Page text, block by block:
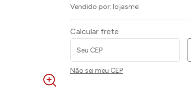
Vendido por: lojasmel
Calcular frete
Não sei meu CEP